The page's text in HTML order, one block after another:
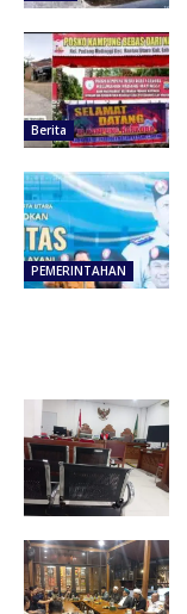
Berita
PEMERINTAHAN